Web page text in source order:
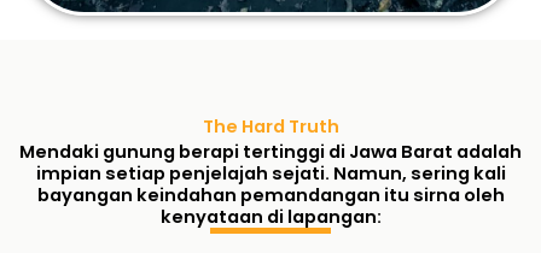
The Hard Truth
Mendaki gunung berapi tertinggi di Jawa Barat adalah
impian setiap penjelajah sejati. Namun, sering kali
bayangan keindahan pemandangan itu sirna oleh
kenyataan di lapangan: